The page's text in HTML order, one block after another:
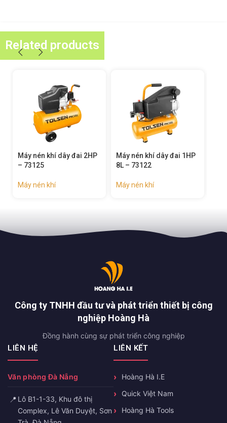
Related products
Máy nén khí dây đai 1HP
8L – 73122
Máy nén khí
Máy nén khí dây đai 3HP
100L – 73130
Máy nén khí
Công ty TNHH đầu tư và phát triển thiết bị công
nghiệp Hoàng Hà
Đồng hành cùng sự phát triển công nghiệp
LIÊN HỆ
Văn phòng Đà Nẵng
📍 Lô B1-1-33, Khu đô thị
Complex, Lê Văn Duyệt, Sơn
LIÊN KẾT
Hoàng Hà I.E
Quick Việt Nam
Hoàng Hà Tools